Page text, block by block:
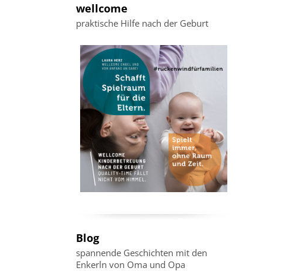
wellcome
praktische Hilfe nach der Geburt
Blog
spannende Geschichten mit den
Enkerln von Oma und Opa